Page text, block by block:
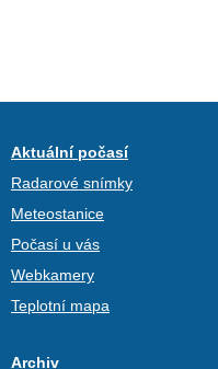
Aktuální počasí
Radarové snímky
Meteostanice
Počasí u vás
Webkamery
Teplotní mapa
Archiv